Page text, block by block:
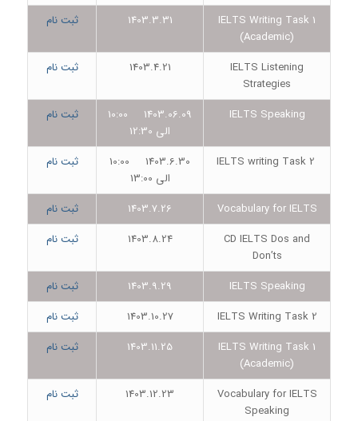
IELTS Writing Task 1
(Academic)
1403.3.31 ثبت نام
IELTS Listening
Strategies
1403.4.21 ثبت نام
IELTS Speaking
1403.06.09 10:00
الی 12:30
ثبت نام
1403.6.30 10:00
الی 13:00
ثبت نام
Vocabulary for IELTS
1403.7.26
ثبت نام
CD IELTS Dos and
Don’ts
1403.8.24 ثبت نام
IELTS Speaking
1403.9.29
ثبت نام
IELTS Writing Task 2
1403.10.27
ثبت نام
IELTS Writing Task 1
(Academic)
1403.11.25 ثبت نام
Vocabulary for IELTS
Speaking
1403.12.23 ثبت نام